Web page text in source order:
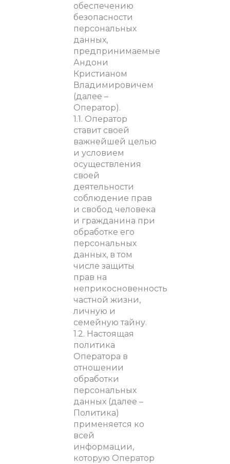
обеспечению
безопасности
персональных
данных,
предпринимаемые
Андони
Кристианом
Владимировичем
(далее –
Оператор).
1.1. Оператор
ставит своей
важнейшей целью
и условием
осуществления
своей
деятельности
соблюдение прав
и свобод человека
и гражданина при
обработке его
персональных
данных, в том
числе защиты
прав на
неприкосновенность
частной жизни,
личную и
семейную тайну.
1.2. Настоящая
политика
Оператора в
отношении
обработки
персональных
данных (далее –
Политика)
применяется ко
всей
информации,
которую Оператор